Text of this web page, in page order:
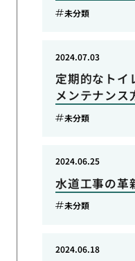
未分類
定期的なトイ
メンテナンス
2024.07.03
未分類
水道工事の革
2024.06.25
未分類
2024.06.18